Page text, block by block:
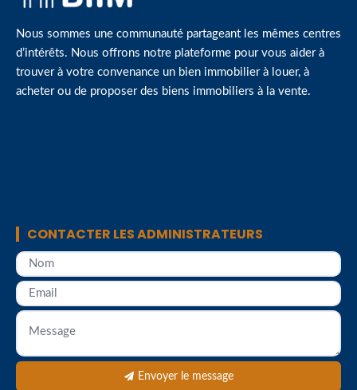
Nous sommes une communauté partageant les mêmes centres
d’intérêts. Nous offrons notre plateforme pour vous aider à
trouver à votre convenance un bien immobilier à louer, à
acheter ou de proposer des biens immobiliers à la vente.
CONTACTER LES ADMINISTRATEURS
Envoyer le message